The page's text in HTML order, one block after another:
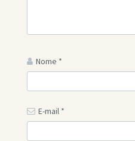
Nome *
E-mail *